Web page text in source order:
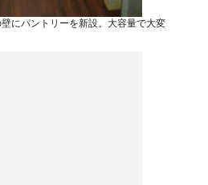
にパントリーを新設。大容量で大変